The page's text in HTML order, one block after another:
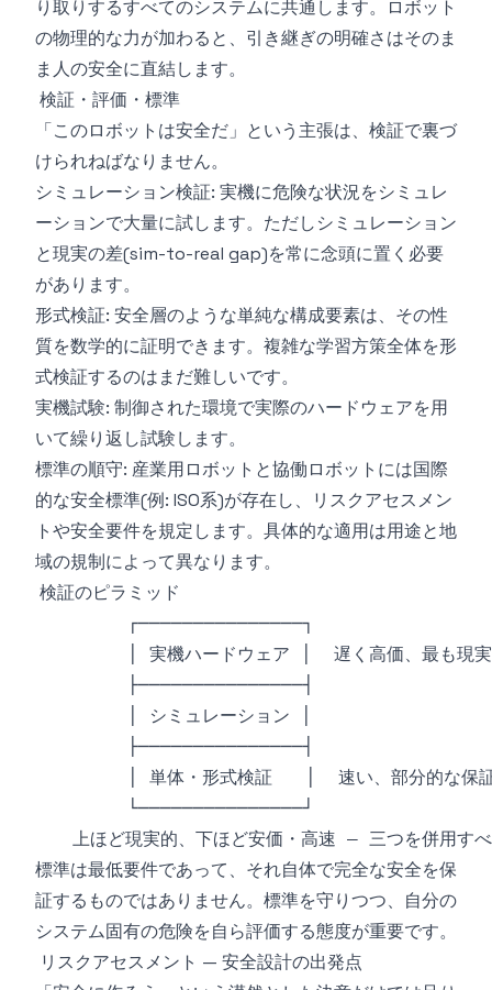
り取りするすべてのシステムに共通します。ロボット
の物理的な力が加わると、引き継ぎの明確さはそのま
ま人の安全に直結します。
検証・評価・標準
「このロボットは安全だ」という主張は、検証で裏づ
けられねばなりません。
シミュレーション検証: 実機に危険な状況をシミュレ
ーションで大量に試します。ただしシミュレーション
と現実の差(sim-to-real gap)を常に念頭に置く必要
があります。
形式検証: 安全層のような単純な構成要素は、その性
質を数学的に証明できます。複雑な学習方策全体を形
式検証するのはまだ難しいです。
実機試験: 制御された環境で実際のハードウェアを用
いて繰り返し試験します。
標準の順守: 産業用ロボットと協働ロボットには国際
的な安全標準(例: ISO系)が存在し、リスクアセスメン
トや安全要件を規定します。具体的な適用は用途と地
域の規制によって異なります。
標準は最低要件であって、それ自体で完全な安全を保
証するものではありません。標準を守りつつ、自分の
システム固有の危険を自ら評価する態度が重要です。
リスクアセスメント — 安全設計の出発点